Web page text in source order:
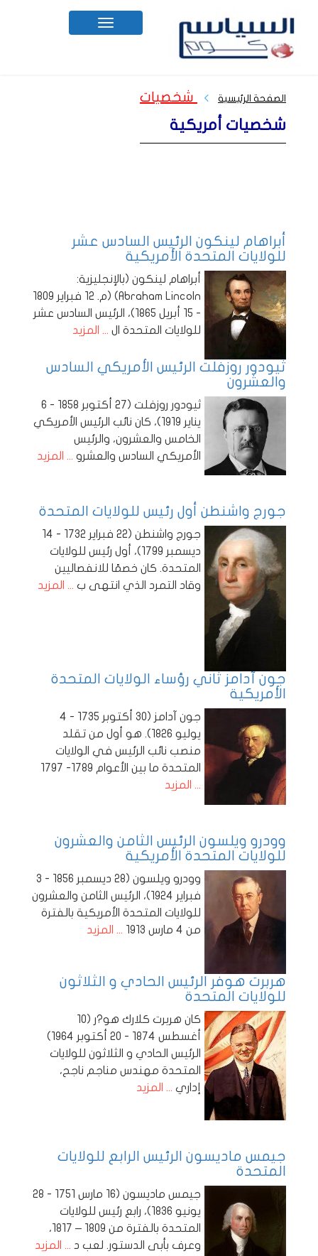
Toggle
navigation
الصفحة الرئيسية شخصيات
شخصيات أمريكية
أبراهام لينكون الرئيس السادس عشر
للولايات المتحدة الأمريكية
أبراهام لينكون (بالإنجليزية:
Abraham Lincoln) (م. 12 فبراير 1809
- 15 أبريل 1865)، الرئيس السادس عشر
للولايات المتحدة ال ... المزيد
ثيودور روزفلت الرئيس الأمريكي السادس
والعشرون
ثيودور روزفلت (27 أكتوبر 1858 - 6
يناير 1919)، كان نائب الرئيس الأمريكي
الخامس والعشرون، والرئيس
الأمريكي السادس والعشرو ... المزيد
جورج واشنطن أول رئيس للولايات المتحدة
جورج واشنطن (22 فبراير 1732 - 14
ديسمبر 1799)، أول رئيس للولايات
المتحدة. كان خصمًا للانفصاليين
وقاد التمرد الذي انتهى ب ... المزيد
جون آدامز ثاني رؤساء الولايات المتحدة
الأمريكية
جون آدامز (30 أكتوبر 1735 - 4
يوليو 1826). هو أول من تقلد
منصب نائب الرئيس في الولايات
المتحدة ما بين الأعوام 1789- 1797
... المزيد
وودرو ويلسون الرئيس الثامن والعشرون
للولايات المتحدة الأمريكية
وودرو ويلسون (28 ديسمبر 1856 - 3
فبراير 1924)، الرئيس الثامن والعشرون
للولايات المتحدة الأمريكية بالفترة
من 4 مارس 1913
... المزيد
هربرت هوفر الرئيس الحادي و الثلاثون
للولايات المتحدة
كان هربرت كلارك هو?ر (10
أغسطس 1874 - 20 أكتوبر 1964)
الرئيس الحادي و الثلاثون للولايات
المتحدة مهندس مناجم ناجح،
إداري ... المزيد
جيمس ماديسون الرئيس الرابع للولايات
المتحدة
جيمس ماديسون (16 مارس 1751 - 28
يونيو 1836)، رابع رئيس للولايات
المتحدة بالفترة من 1809 – 1817،
وعرف بأبى الدستور. لعب د ... المزيد